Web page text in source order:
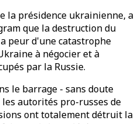
la présidence ukrainienne, a
que la destruction du
peur d'une catastrophe
à négocier et à
par la Russie.
le barrage - sans doute
autorités pro-russes de
ont totalement détruit la